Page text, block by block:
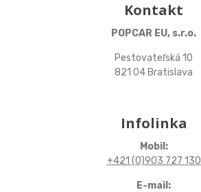
Kontakt
POPCAR EU, s.r.o.
Pestovateľská 10
821 04 Bratislava
Infolinka
Mobil:
+421 (0)903 727 130
E-mail: